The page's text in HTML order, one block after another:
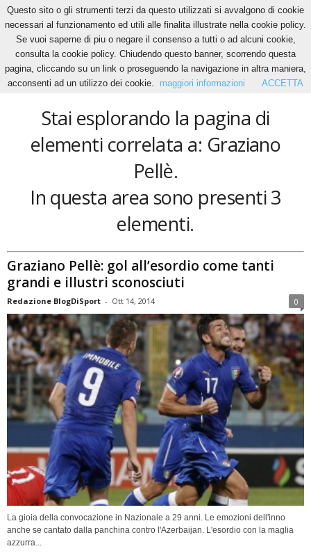
Home Tags Graziano Pellè
Graziano Pellè
Stai esplorando la pagina di
elementi correlata a: Graziano
Pellè.
In questa area sono presenti 3
elementi.
Graziano Pellè: gol all’esordio come tanti
grandi e illustri sconosciuti
Redazione BlogDiSport - Ott 14, 2014 0
La gioia della convocazione in Nazionale a 29 anni. Le emozioni dell'inno
anche se cantato dalla panchina contro l'Azerbaijan. L'esordio con la maglia
azzurra...
Questo sito o gli strumenti terzi da questo utilizzati si avvalgono di cookie
necessari al funzionamento ed utili alle finalita illustrate nella cookie policy.
Se vuoi saperne di piu o negare il consenso a tutti o ad alcuni cookie,
consulta la cookie policy. Chiudendo questo banner, scorrendo questa
pagina, cliccando su un link o proseguendo la navigazione in altra maniera,
acconsenti ad un utilizzo dei cookie.
maggiori informazioni ACCETTA